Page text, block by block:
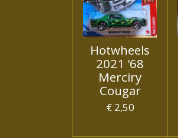
Hotwheels
2021 '68
Merciry
Cougar
€ 2,50